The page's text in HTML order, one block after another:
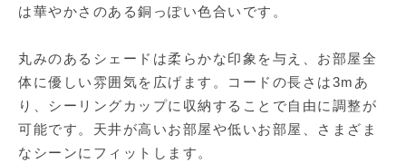
は華やかさのある銅っぽい色合いです。
丸みのあるシェードは柔らかな印象を与え、お部屋全
体に優しい雰囲気を広げます。コードの長さは3mあ
り、シーリングカップに収納することで自由に調整が
可能です。天井が高いお部屋や低いお部屋、さまざま
なシーンにフィットします。